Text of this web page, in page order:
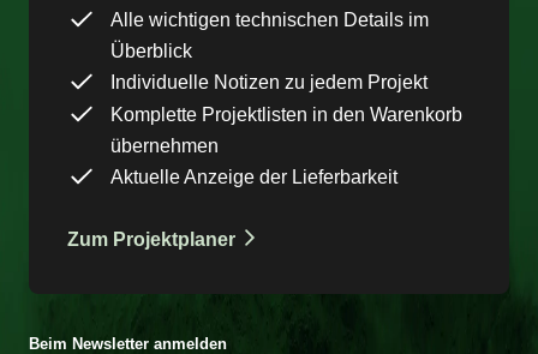
Alle wichtigen technischen Details im
Überblick
Individuelle Notizen zu jedem Projekt
Komplette Projektlisten in den Warenkorb
übernehmen
Aktuelle Anzeige der Lieferbarkeit
Zum Projektplaner
Beim Newsletter anmelden